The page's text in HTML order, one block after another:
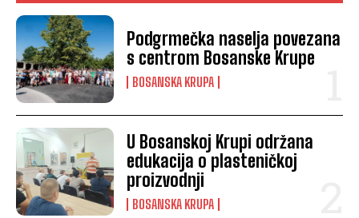
Podgrmečka naselja povezana
s centrom Bosanske Krupe
BOSANSKA KRUPA
U Bosanskoj Krupi održana
edukacija o plasteničkoj
proizvodnji
BOSANSKA KRUPA